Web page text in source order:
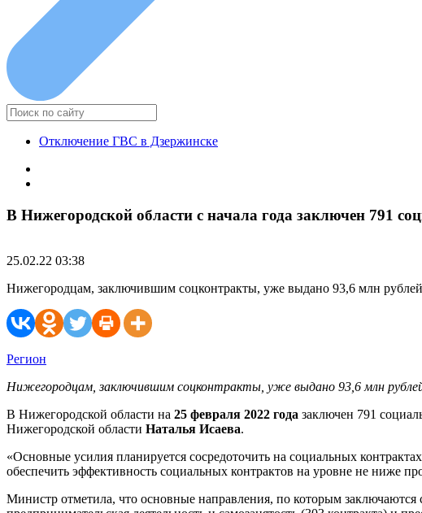
Отключение ГВС в Дзержинске
В Нижегородской области с начала года заключен 791
25.02.22 03:38
Нижегородцам, заключившим соцконтракты, уже выдано 93,6 млн
Регион
Нижегородцам, заключившим соцконтракты, уже выдано 93,6 млн
В Нижегородской области на 25 февраля 2022 года заключен 791
Нижегородской области Наталья Исаева.
«Основные усилия планируется сосредоточить на социальных
обеспечить эффективность социальных контрактов на уровне не ниже
Министр отметила, что основные направления, по которым заключаются